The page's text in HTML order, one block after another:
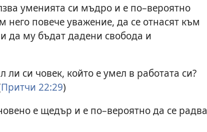
уменията си мъдро и е по–вероятно
него повече уважение, да се отнасят към
да му бъдат дадени свобода и
ли си човек, който е умел в работата си?
Притчи 22:29)
е щедър и е по–вероятно да се радва